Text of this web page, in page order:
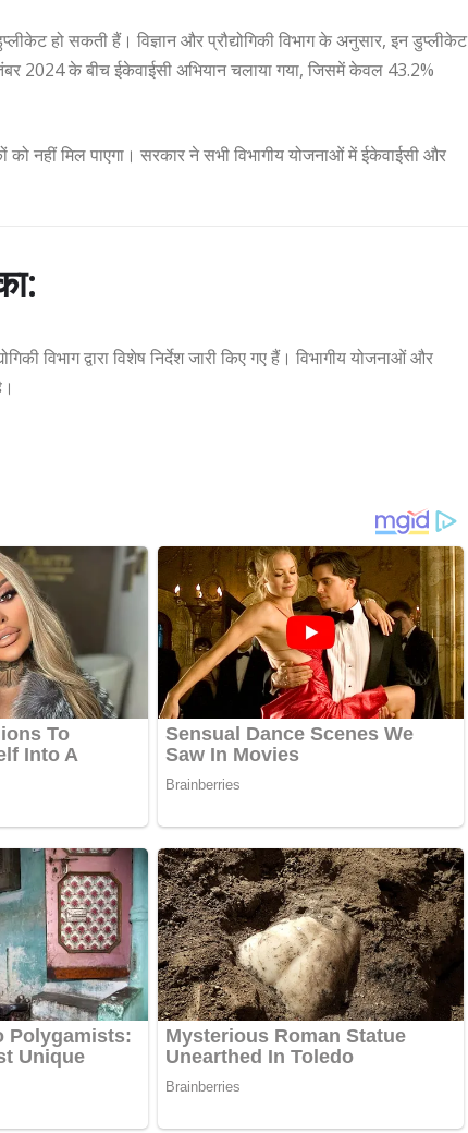
हो सकती हैं। विज्ञान और प्रौद्योगिकी विभाग के अनुसार, इन डुप्लीकेट
2024 के बीच ईकेवाईसी अभियान चलाया गया, जिसमें केवल 43.2%
नहीं मिल पाएगा। सरकार ने सभी विभागीय योजनाओं में ईकेवाईसी और
विभाग द्वारा विशेष निर्देश जारी किए गए हैं। विभागीय योजनाओं और